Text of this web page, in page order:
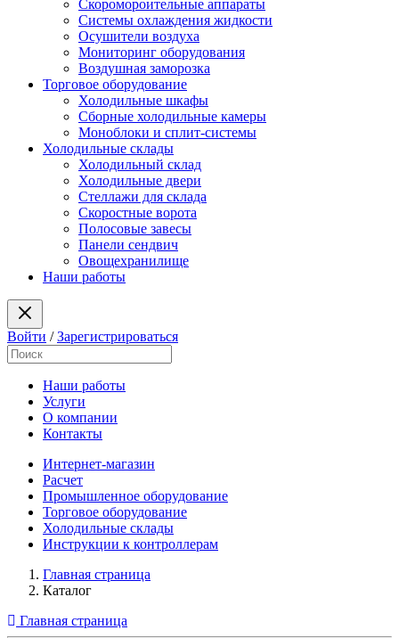
Скоромороительные аппараты
Системы охлаждения жидкости
Осушители воздуха
Мониторинг оборудования
Воздушная заморозка
Торговое оборудование
Холодильные шкафы
Сборные холодильные камеры
Моноблоки и сплит-системы
Холодильные склады
Холодильный склад
Холодильные двери
Стеллажи для склада
Скоростные ворота
Полосовые завесы
Панели сендвич
Овощехранилище
Наши работы
Войти /Зарегистрироваться
Наши работы
Услуги
О компании
Контакты
Интернет-магазин
Расчет
Промышленное оборудование
Торговое оборудование
Холодильные склады
Инструкции к контроллерам
Главная страница
Каталог
Главная страница